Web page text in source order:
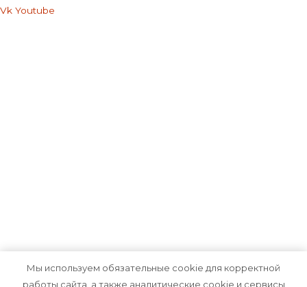
Vk Youtube
Мы используем обязательные cookie для корректной
работы сайта, а также аналитические cookie и сервисы